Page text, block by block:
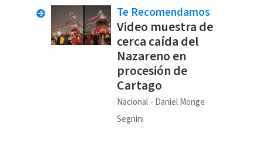
Te Recomendamos
Video muestra de
cerca caída del
Nazareno en
procesión de
Cartago
Nacional
Daniel Monge
Segnini